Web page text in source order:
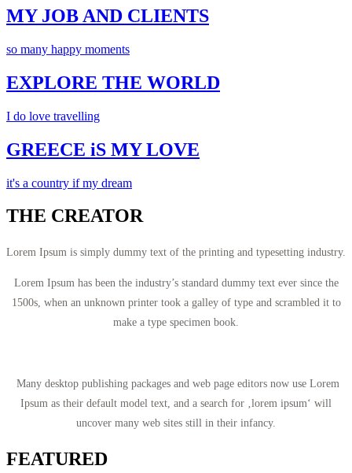
MY JOB AND CLIENTS
so many happy moments
EXPLORE THE WORLD
I do love travelling
GREECE iS MY LOVE
it's a country if my dream
THE CREATOR
Lorem Ipsum is simply dummy text of the printing and typesetting industry.
Lorem Ipsum has been the industry’s standard dummy text ever since the
1500s, when an unknown printer took a galley of type and scrambled it to
make a type specimen book.
Many desktop publishing packages and web page editors now use Lorem
Ipsum as their default model text, and a search for ‚lorem ipsum‘ will
uncover many web sites still in their infancy.
FEATURED